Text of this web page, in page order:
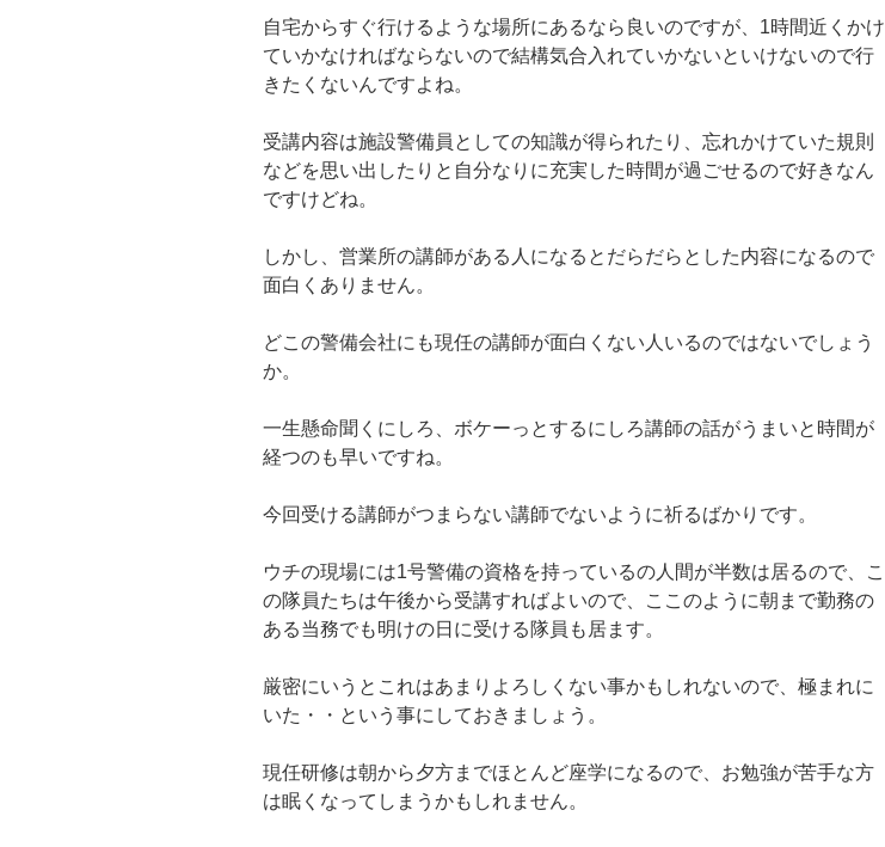
自宅からすぐ行けるような場所にあるなら良いのですが、1時間近くかけ
ていかなければならないので結構気合入れていかないといけないので行
きたくないんですよね。
受講内容は施設警備員としての知識が得られたり、忘れかけていた規則
などを思い出したりと自分なりに充実した時間が過ごせるので好きなん
ですけどね。
しかし、営業所の講師がある人になるとだらだらとした内容になるので
面白くありません。
どこの警備会社にも現任の講師が面白くない人いるのではないでしょう
か。
一生懸命聞くにしろ、ボケーっとするにしろ講師の話がうまいと時間が
経つのも早いですね。
今回受ける講師がつまらない講師でないように祈るばかりです。
ウチの現場には1号警備の資格を持っているの人間が半数は居るので、こ
の隊員たちは午後から受講すればよいので、ここのように朝まで勤務の
ある当務でも明けの日に受ける隊員も居ます。
厳密にいうとこれはあまりよろしくない事かもしれないので、極まれに
いた・・という事にしておきましょう。
現任研修は朝から夕方までほとんど座学になるので、お勉強が苦手な方
は眠くなってしまうかもしれません。